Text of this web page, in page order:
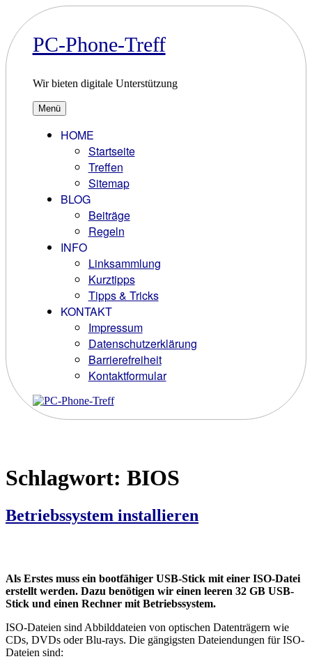
Inhalt
springenPC-Phone-Treff
Wir bieten digitale Unterstützung
Menü
HOME
Startseite
Treffen
Sitemap
BLOG
Beiträge
Regeln
INFO
Linksammlung
Kurztipps
Tipps & Tricks
KONTAKT
Impressum
Datenschutzerklärung
Barrierefreiheit
Kontaktformular
Schlagwort: BIOS
Betriebssystem installieren
Als Erstes muss ein bootfähiger USB-Stick mit einer ISO-Datei
erstellt werden. Dazu benötigen wir einen leeren 32 GB USB-
Stick und einen Rechner mit Betriebssystem.
ISO-Dateien sind Abbilddateien von optischen Datenträgern wie
CDs, DVDs oder Blu-rays. Die gängigsten Dateiendungen für ISO-
Dateien sind: